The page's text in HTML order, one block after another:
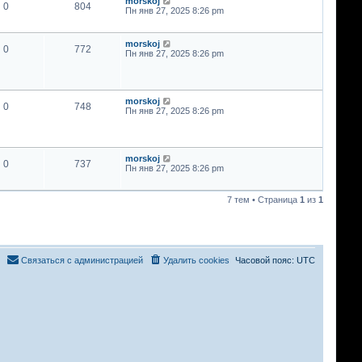
0 804
Пн янв 27, 2025 8:26 pm
0 772
morskoj
Пн янв 27, 2025 8:26 pm
0 748
morskoj
Пн янв 27, 2025 8:26 pm
0 737
morskoj
Пн янв 27, 2025 8:26 pm
7 тем • Страница 1 из 1
Часовой пояс: UTC
Удалить cookies
Связаться с администрацией